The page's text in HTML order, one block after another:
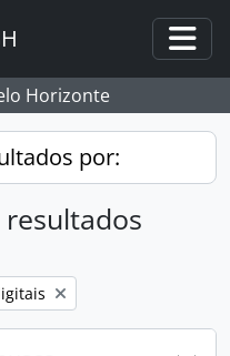
Horizonte
por: